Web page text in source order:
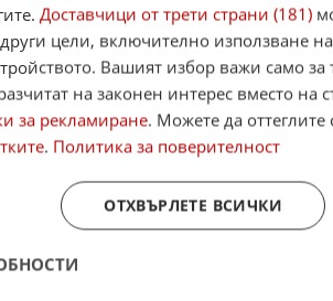
секретен план за справяне с
ток
мрежова агенция (регулатор)
евентуално дългосрочно прекъсване на
агенцията е раз ...
на румънския пазар
Доставчици от трети страни (181)
цели, включително използване
Вашият избор важи само за
на законен интерес вместо на
за рекламиране. Можете да оттеглите
. Политика за поверителност
ОТХВЪРЛЕТЕ ВСИЧКИ